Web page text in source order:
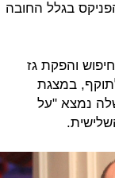
בגלל החובה
והפקת גז
במצגת
שלה נמצא "על